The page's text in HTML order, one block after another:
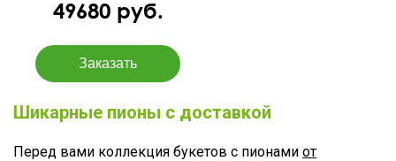
49680 руб.
Шикарные пионы с доставкой
Перед вами коллекция букетов с пионами от